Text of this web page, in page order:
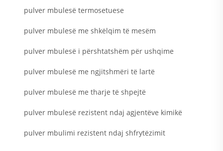
pulver mbulesë termosetuese
pulver mbulesë me shkëlqim të mesëm
pulver mbulesë i përshtatshëm për ushqime
pulver mbulesë me ngjitshmëri të lartë
pulver mbulesë me tharje të shpejtë
pulver mbulesë rezistent ndaj agjentëve kimikë
pulver mbulimi rezistent ndaj shfrytëzimit